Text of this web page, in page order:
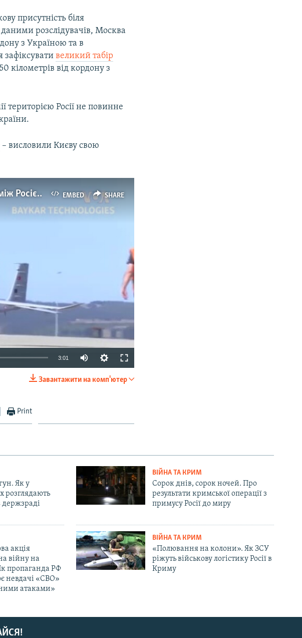
присутність біля
розслідувачів, Москва
з Україною та в
зафіксувативеликий табір
кілометрів від кордону з
територією Росії не повинне
– висловили Києву свою
EMBED SHARE
Туреччина потрапила в напружені відносини між Росією і Україною
width
3:01
720p
Завантажити на комп'ютер
Print
Як у
розглядають
ВІЙНА ТА КРИМ
Сорок днів, сорок ночей. Про
результати кримської операції з
примусу Росії до миру
акція
війну на
пропаганда РФ
невдачі «СВО»
атаками»
ВІЙНА ТА КРИМ
«Полювання на колони». Як ЗСУ
ріжуть військову логістику Росії в
Криму